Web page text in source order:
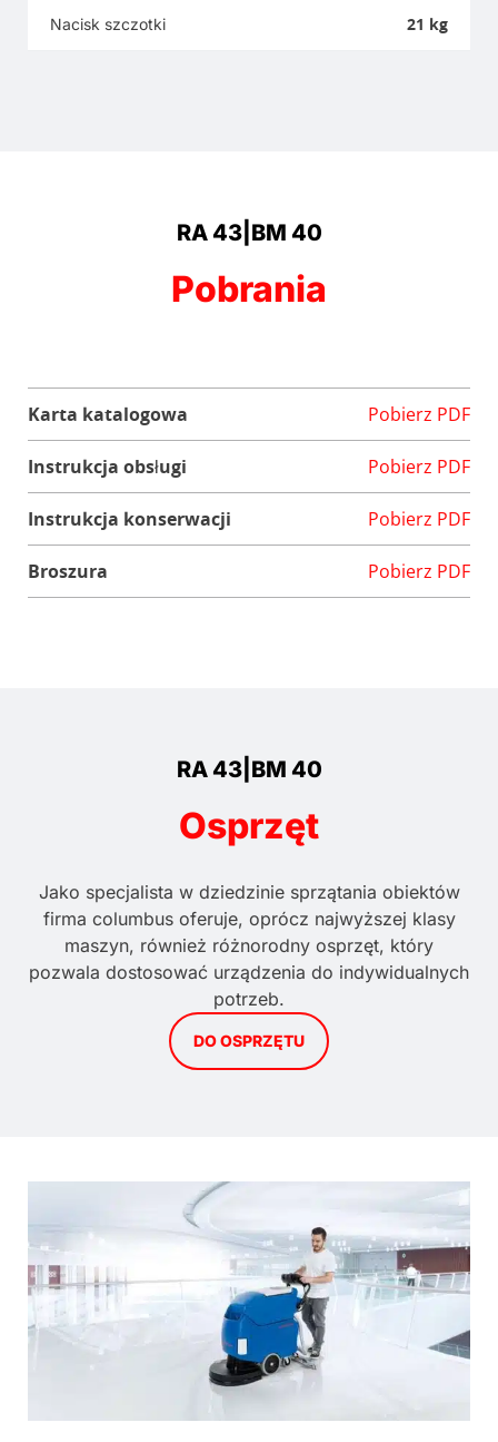
Nacisk szczotki 21 kg
RA 43|BM 40
Pobrania
Karta katalogowa Pobierz PDF
Instrukcja obsługi Pobierz PDF
Instrukcja konserwacji Pobierz PDF
Broszura Pobierz PDF
RA 43|BM 40
Osprzęt
Jako specjalista w dziedzinie sprzątania obiektów
firma columbus oferuje, oprócz najwyższej klasy
maszyn, również różnorodny osprzęt, który
pozwala dostosować urządzenia do indywidualnych
potrzeb.
DO OSPRZĘTU